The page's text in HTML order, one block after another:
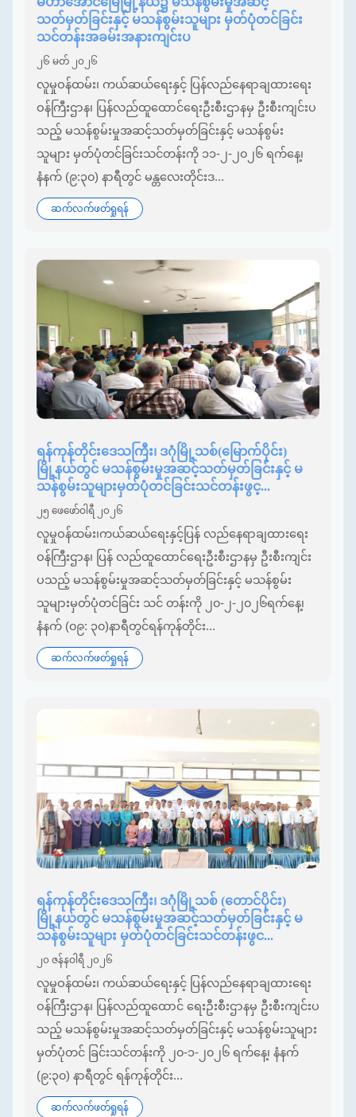
သတ်မှတ်ခြင်းနှင့် မသန်စွမ်းသူများ မှတ်ပုံတင်ခြင်း
သင်တန်းအခမ်းအနားကျင်းပ
၂၆ မတ် ၂၀၂၆
လူမှုဝန်ထမ်း၊ ကယ်ဆယ်ရေးနှင့် ပြန်လည်နေရာချထားရေး
ဝန်ကြီးဌာန၊ ပြန်လည်ထူထောင်ရေးဦးစီးဌာနမှ ဦးစီးကျင်းပ
သည့် မသန်စွမ်းမှုအဆင့်သတ်မှတ်ခြင်းနှင့် မသန်စွမ်း
သူများ မှတ်ပုံတင်ခြင်းသင်တန်းကို ၁၁-၂-၂၀၂၆ ရက်နေ့၊
နံနက် (၉:၃၀) နာရီတွင် မန္တလေးတိုင်းဒ...
ဆက်လက်ဖတ်ရှုရန်
ရန်ကုန်တိုင်းဒေသကြီး၊ ဒဂုံမြို့သစ်(မြောက်ပိုင်း)
မြို့နယ်တွင် မသန်စွမ်းမှုအဆင့်သတ်မှတ်ခြင်းနှင့် မ
သန်စွမ်းသူများမှတ်ပုံတင်ခြင်းသင်တန်းဖွင့...
၂၅ ဖေဖော်ဝါရီ ၂၀၂၆
လူမှုဝန်ထမ်း၊ကယ်ဆယ်ရေးနှင့်ပြန် လည်နေရာချထားရေး
ဝန်ကြီးဌာန၊ ပြန် လည်ထူထောင်ရေးဦးစီးဌာနမှ ဦးစီးကျင်း
ပသည့် မသန်စွမ်းမှုအဆင့်သတ်မှတ်ခြင်းနှင့် မသန်စွမ်း
သူများမှတ်ပုံတင်ခြင်း သင် တန်းကို ၂၀-၂-၂၀၂၆ရက်နေ့၊
နံနက် (၀၉: ၃၀)နာရီတွင်ရန်ကုန်တိုင်း...
ဆက်လက်ဖတ်ရှုရန်
ရန်ကုန်တိုင်းဒေသကြီး၊ ဒဂုံမြို့သစ် (တောင်ပိုင်း)
မြို့နယ်တွင် မသန်စွမ်းမှုအဆင့်သတ်မှတ်ခြင်းနှင့် မ
သန်စွမ်းသူများ မှတ်ပုံတင်ခြင်းသင်တန်းဖွင...
၂၀ ဇန်နဝါရီ ၂၀၂၆
လူမှုဝန်ထမ်း၊ ကယ်ဆယ်ရေးနှင့် ပြန်လည်နေရာချထားရေး
ဝန်ကြီးဌာန၊ ပြန်လည်ထူထောင် ရေးဦးစီးဌာနမှ ဦးစီးကျင်းပ
သည့် မသန်စွမ်းမှုအဆင့်သတ်မှတ်ခြင်းနှင့် မသန်စွမ်းသူများ
မှတ်ပုံတင် ခြင်းသင်တန်းကို ၂၀-၁-၂၀၂၆ ရက်နေ့၊ နံနက်
(၉:၃၀) နာရီတွင် ရန်ကုန်တိုင်း...
ဆက်လက်ဖတ်ရှုရန်